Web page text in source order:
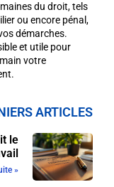
du droit, tels
ou encore pénal,
démarches.
et utile pour
votre
ARTICLES
le
»